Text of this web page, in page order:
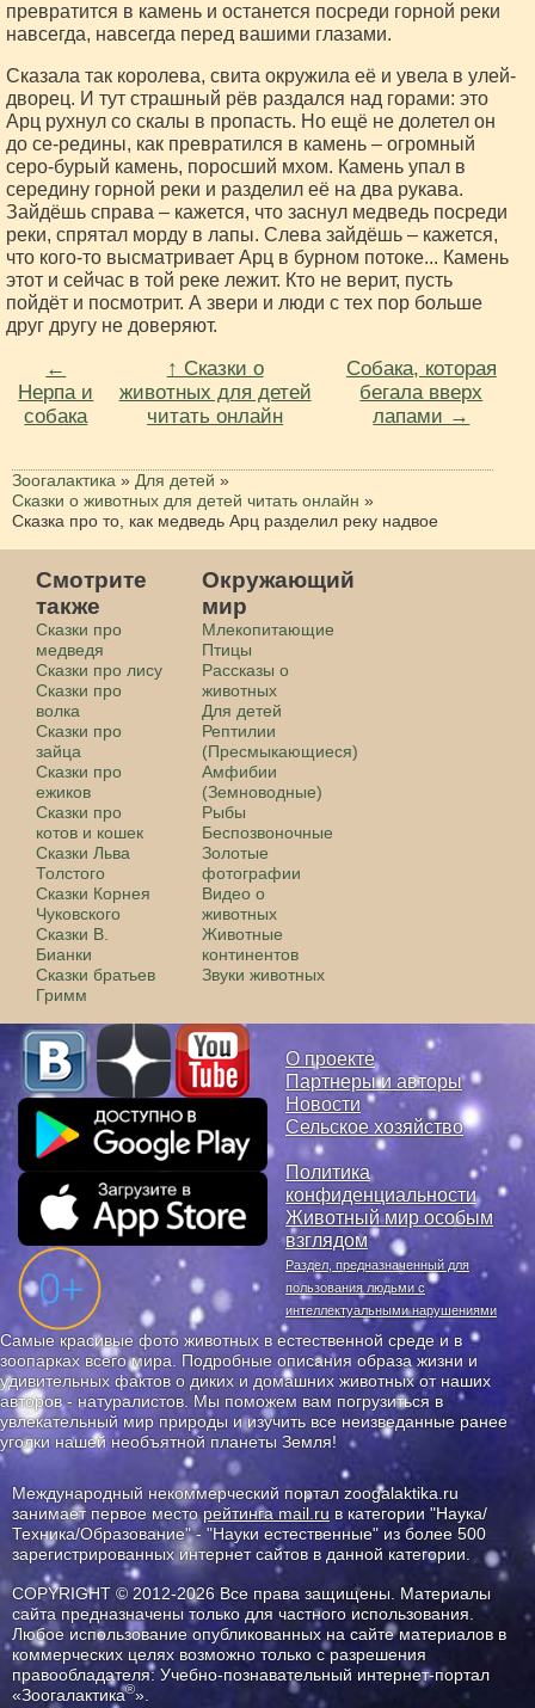
превратится в камень и останется посреди горной реки
навсегда, навсегда перед вашими глазами.
Сказала так королева, свита окружила её и увела в улей-
дворец. И тут страшный рёв раздался над горами: это
Арц рухнул со скалы в пропасть. Но ещё не долетел он
до се-редины, как превратился в камень – огромный
серо-бурый камень, поросший мхом. Камень упал в
середину горной реки и разделил её на два рукава.
Зайдёшь справа – кажется, что заснул медведь посреди
реки, спрятал морду в лапы. Слева зайдёшь – кажется,
что кого-то высматривает Арц в бурном потоке... Камень
этот и сейчас в той реке лежит. Кто не верит, пусть
пойдёт и посмотрит. А звери и люди с тех пор больше
друг другу не доверяют.
←
Нерпа и
собака
↑ Сказки о
животных для детей
читать онлайн
Собака, которая
бегала вверх
лапами →
Зоогалактика » Для детей »
Сказки о животных для детей читать онлайн »
Сказка про то, как медведь Арц разделил реку надвое
Смотрите
также
Сказки про
медведя
Сказки про лису
Сказки про
волка
Сказки про
зайца
Сказки про
ежиков
Сказки про
котов и кошек
Сказки Льва
Толстого
Сказки Корнея
Чуковского
Сказки В.
Бианки
Сказки братьев
Гримм
Окружающий
мир
Млекопитающие
Птицы
Рассказы о
животных
Для детей
Рептилии
(Пресмыкающиеся)
Амфибии
(Земноводные)
Рыбы
Беспозвоночные
Золотые
фотографии
Видео о
животных
Животные
континентов
Звуки животных
О проекте
Партнеры и авторы
Новости
Сельское хозяйство
Политика
конфиденциальности
Животный мир особым
взглядом
Раздел, предназначенный для
пользования людьми с
интеллектуальными нарушениями
Самые красивые фото животных в естественной среде и в
зоопарках всего мира. Подробные описания образа жизни и
удивительных фактов о диких и домашних животных от наших
авторов - натуралистов. Мы поможем вам погрузиться в
увлекательный мир природы и изучить все неизведанные ранее
уголки нашей необъятной планеты Земля!
Международный некоммерческий портал zoogalaktika.ru
занимает первое месторейтинга mail.ru в категории "Наука/
Техника/Образование" - "Науки естественные" из более 500
зарегистрированных интернет сайтов в данной категории.
COPYRIGHT © 2012-2026 Все права защищены. Материалы
сайта предназначены только для частного использования.
Любое использование опубликованных на сайте материалов в
коммерческих целях возможно только с разрешения
правообладателя: Учебно-познавательный интернет-портал
«Зоогалактика®».